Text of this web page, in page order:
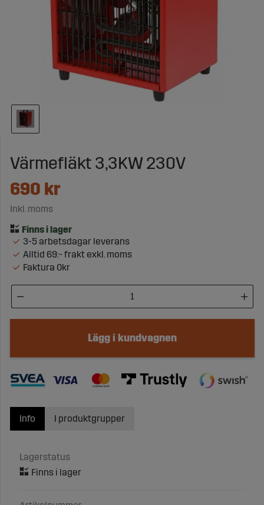
Värmefläkt 3,3KW 230V
690 kr
Inkl. moms
3-5 arbetsdagar leverans
Alltid 69:- frakt exkl. moms
Faktura 0kr
Lägg i kundvagnen
Info
Lagerstatus
I produktgrupper